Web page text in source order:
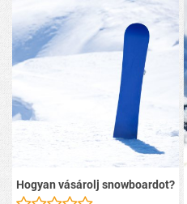
Hogyan vásárolj snowboardot?